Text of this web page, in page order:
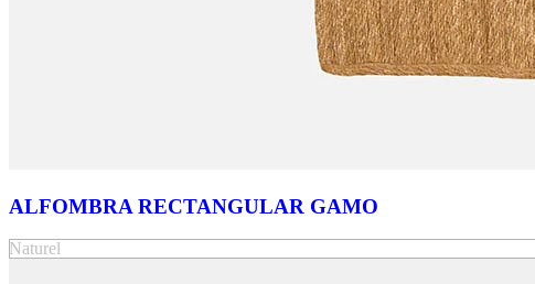
ALFOMBRA RECTANGULAR GAMO
Naturel